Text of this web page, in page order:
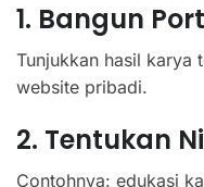
1. Bangun
Tunjukkan hasil karya
website pribadi.
2. Tentukan
Contohnya: edukasi